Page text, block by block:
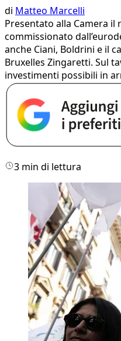
di Matteo Marcelli
Presentato alla Camera
commissionato
anche Ciani, Boldrini e il
Bruxelles Zingaretti. Sul
investimenti possibili in
3 min di lettura